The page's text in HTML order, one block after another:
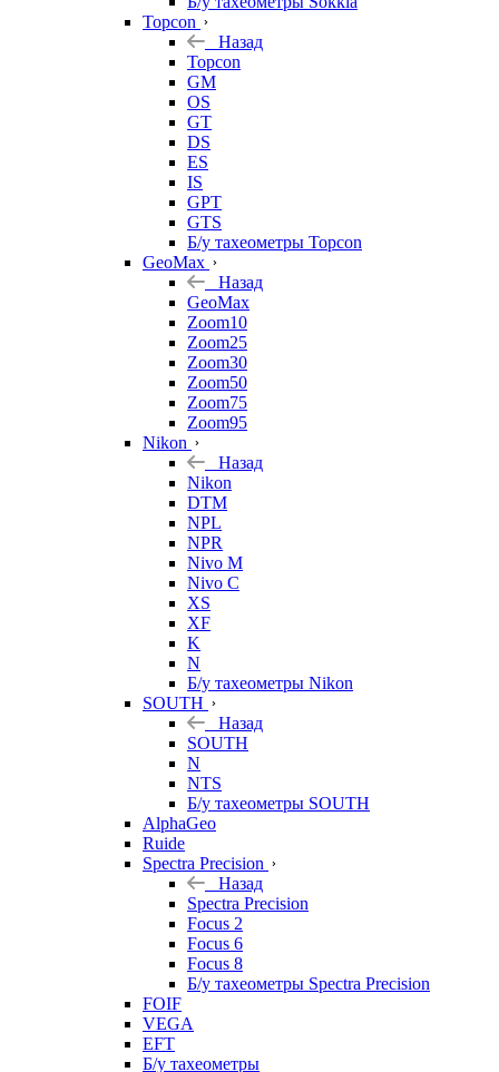
Topcon
Назад
Topcon
GM
OS
GT
DS
ES
IS
GPT
GTS
Б/у тахеометры Topcon
GeoMax
Назад
GeoMax
Zoom10
Zoom25
Zoom30
Zoom50
Zoom75
Zoom95
Nikon
Назад
Nikon
DTM
NPL
NPR
Nivo M
Nivo C
XS
XF
K
N
Б/у тахеометры Nikon
SOUTH
Назад
SOUTH
N
NTS
Б/у тахеометры SOUTH
AlphaGeo
Ruide
Spectra Precision
Назад
Spectra Precision
Focus 2
Focus 6
Focus 8
Б/у тахеометры Spectra Precision
FOIF
VEGA
EFT
Б/у тахеометры